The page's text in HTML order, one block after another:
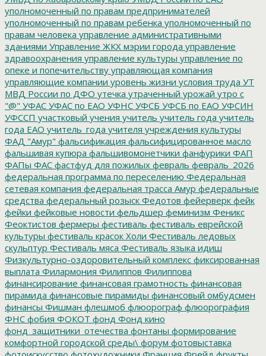
уполномоченный по правам предпринимателей
уполномоченный по правам ребенка уполномоченный по
правам человека управление административными
зданиями Управление ЖКХ мэрии города управление
здравоохранения управление культуры управление по
опеке и попечительству управляющая компания
управляющие компании уровень жизни условия труда УТ
МВД России по ДФО утечка утраченный урожай утро с
"@" УФАС УФАС по ЕАО УФНС УФСБ УФСБ по ЕАО УФСИН
УФССП участковый учения учитель учитель года учитель
года ЕАО учитель_года учителя учреждения культуры
ФАД "Амур" фальсификация фальсифицированное масло
фальшивая купюра фальшивомонетчики фанфурики ФАП
ФАПы ФАС фастфуд для пожилых февраль февраль_2026
федеральная программа по переселению Федеральная
сетевая компания федеральная трасса Амур федеральные
средства федеральный розыск Федотов фейерверк фейк
фейки фейковые новости фельдшер феминизм Феникс
Феоктистов фермеры фестиваль фестиваль еврейской
культуры фестиваль красок Холи Фестиваль ледовых
скульптур Фестиваль мяса Фестиваль языка идиш
Физкультурно-оздоровительный комплекс фиксированная
выплата Филармония Филиппов Филиппова
финансирование финансовая грамотность финансовая
пирамида финансовые пирамиды финансовый омбудсмен
финансы Фишман флешмоб флюорограф флюорография
ФНС фобия ФОКОТ фонд Фонд кино
фонд_защитники_отечества фонтаны формирование
комфортной городской среды\ форум фотовыставка